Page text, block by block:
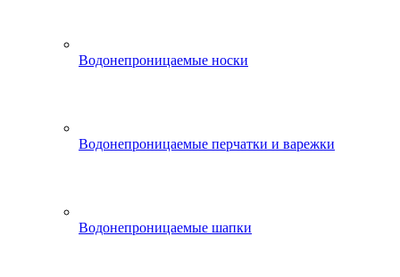
Водонепроницаемые носки
Водонепроницаемые перчатки и варежки
Водонепроницаемые шапки